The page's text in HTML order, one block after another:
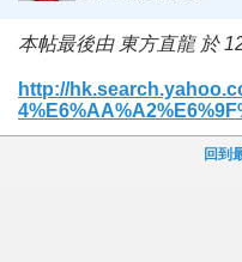
本帖最後由 東方直龍 於
http://
回到